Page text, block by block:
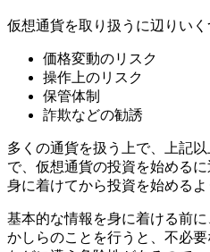
仮想通貨を取り扱うに辺りいく
価格変動のリスク
操作上のリスク
保管体制
詐欺などの勧誘
多くの通貨を扱う上で、上記
で、仮想通貨の投資を始める
身に着けてから投資を始めるよ
基本的な情報を身に着ける前
かしらのことを行うと、不必